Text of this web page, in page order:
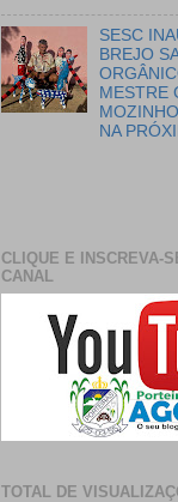
SESC
BREJO
MESTRE
NA
CLIQUE E INSCREVA-
CANAL
TOTAL DE